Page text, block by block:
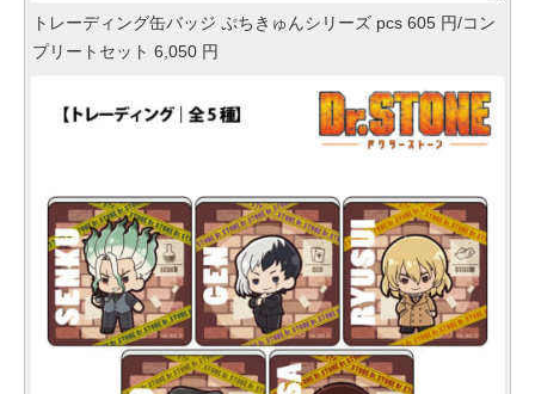
トレーディング缶バッジ ぷちきゅんシリーズ pcs 605 円/コン
プリートセット 6,050 円